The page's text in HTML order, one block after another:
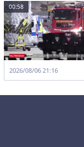
00:58
2026/08/06 21:16